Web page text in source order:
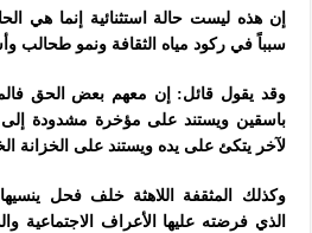
إن هذه ليست حالة استثنائية إنما هي
سبباً في ركود مياه الثقافة ونمو طحالب
وقد يقول قائل: إن معهم بعض الحق
باسقين ويستند على مؤخرة مشدودة إلى
لآخر يتكئ على يده ويستند على الخزانة
وكذلك المثقفة اللاهثة خلف فحل
الذي فرضته عليها الأعراف الاجتماعية